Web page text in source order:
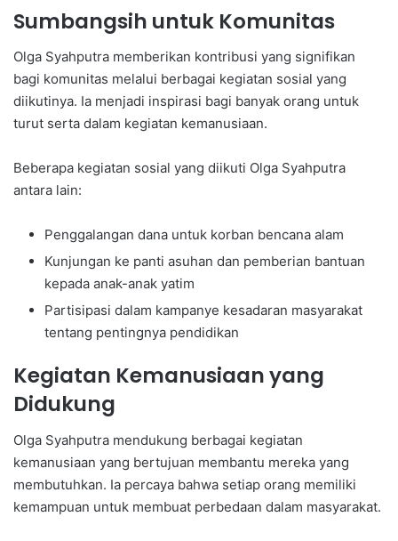
Sumbangsih untuk Komunitas
Olga Syahputra memberikan kontribusi yang signifikan
bagi komunitas melalui berbagai kegiatan sosial yang
diikutinya. Ia menjadi inspirasi bagi banyak orang untuk
turut serta dalam kegiatan kemanusiaan.
Beberapa kegiatan sosial yang diikuti Olga Syahputra
antara lain:
Penggalangan dana untuk korban bencana alam
Kunjungan ke panti asuhan dan pemberian bantuan
kepada anak-anak yatim
Partisipasi dalam kampanye kesadaran masyarakat
tentang pentingnya pendidikan
Kegiatan Kemanusiaan yang
Didukung
Olga Syahputra mendukung berbagai kegiatan
kemanusiaan yang bertujuan membantu mereka yang
membutuhkan. Ia percaya bahwa setiap orang memiliki
kemampuan untuk membuat perbedaan dalam masyarakat.